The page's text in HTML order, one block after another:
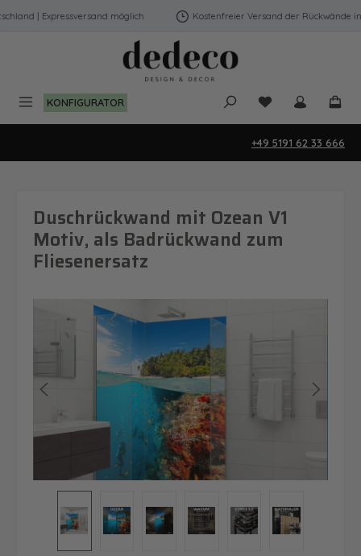
Zum Hauptinhalt springen
| Expressversand möglich Kostenfreier Versand der Rückwände in
KONFIGURATOR Du hast 0
+49 5191 62 33 666
Duschrückwand mit Ozean V1
Motiv, als Badrückwand zum
Fliesenersatz
Bildergalerie überspringen